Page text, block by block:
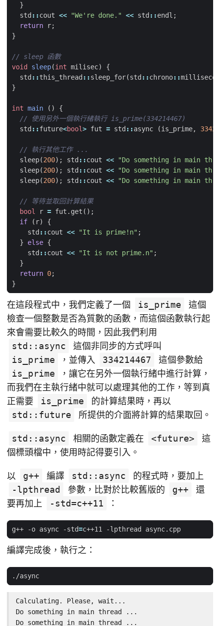
}
std ::cout << "We're done." << std ::endl ;
return
r;
}
void
sleep(int milisec)
{
std ::this_thread ::sleep_for(std ::chrono::
}
int main ()
{
std ::future<bool> fut = std ::async (is_prime,
sleep(200); std ::cout <<
"Do something in main
sleep(200); std ::cout <<
"Do something in main
sleep(200); std ::cout << "Do something in main
bool
r = fut . get ();
if
( r)
{
std ::cout << "It is prime!n" ;
}
else {
std ::cout << "It is not prime.n" ;
}
return 0;
}
在這段程式中，我們定義了一個 is_prime
這個
檢查一個整數是否為質數的函數，而這個函數執行起
來會需要比較久的時間，因此我們利用
std::async
這個非同步的方式呼叫
is_prime
，並傳入 334214467
這個參數給
is_prime
，讓它在另外一個執行緒中進行計算，
而我們在主執行緒中就可以處理其他的工作，等到真
正需要
is_prime
的計算結果時，再以
std::future
所提供的介面將計算的結果取回。
std::async 相關的函數定義在 <future>
這
個標頭檔中，使用時記得要引入。
以 g++ 編譯 std::async
的程式時，要加上
-lpthread
參數，比對於比較舊版的 g++
還
要再加上
-std=c++11 ：
g++ -o async -std=
編譯完成後，執行之：
Calculating. Please, wait...
Do something in main thread ...
Do something in main thread ...